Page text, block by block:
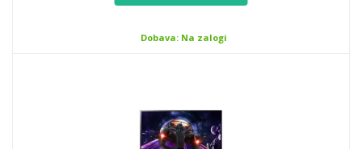
Dobava: Na zalogi